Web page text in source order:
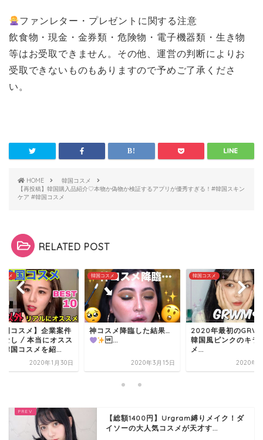
ファンレター・プレゼントに関する注意
飲食物・現金・金券類・危険物・電子機器類・生き物
等はお受取できません。その他、運営の判断によりお
受取できないものもありますので予めご了承くださ
い。
HOME
韓国コスメ
【再投稿】韓国購入品紹介♡本物か偽物か検証するアプリが優秀すぎる！#韓国スキン
ケア #韓国コスメ
RELATED POST
スメ
国コスメ】企業案件
なし / 本当にオスス
韓国コスメを紹...
2020年1月30日
韓国コスメ
神コスメ降臨した結果…
...
2020年3月15日
韓国コスメ
2020年最初の
韓国風ピンクのキラ
メ...
2020年1
【総額1400円】Urgram縛りメイク！ダ
イソーの大人気コスメが天才す...